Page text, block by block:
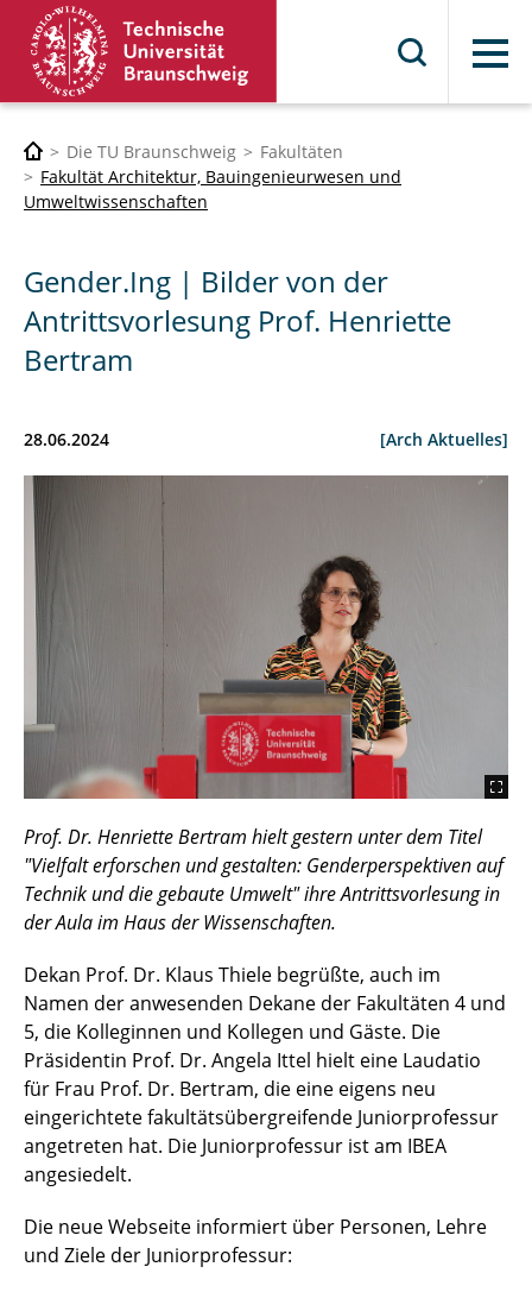
Menü
Die TU Braunschweig
Fakultäten
Fakultät Architektur, Bauingenieurwesen und
Umweltwissenschaften
Gender.Ing | Bilder von der
Antrittsvorlesung Prof. Henriette
Bertram
28.06.2024 [Arch Aktuelles]
Prof. Dr. Henriette Bertram hielt gestern unter dem Titel
"Vielfalt erforschen und gestalten: Genderperspektiven auf
Technik und die gebaute Umwelt" ihre Antrittsvorlesung in
der Aula im Haus der Wissenschaften.
Dekan Prof. Dr. Klaus Thiele begrüßte, auch im
Namen der anwesenden Dekane der Fakultäten 4 und
5, die Kolleginnen und Kollegen und Gäste. Die
Präsidentin Prof. Dr. Angela Ittel hielt eine Laudatio
für Frau Prof. Dr. Bertram, die eine eigens neu
eingerichtete fakultätsübergreifende Juniorprofessur
angetreten hat. Die Juniorprofessur ist am IBEA
angesiedelt.
Die neue Webseite informiert über Personen, Lehre
und Ziele der Juniorprofessur: